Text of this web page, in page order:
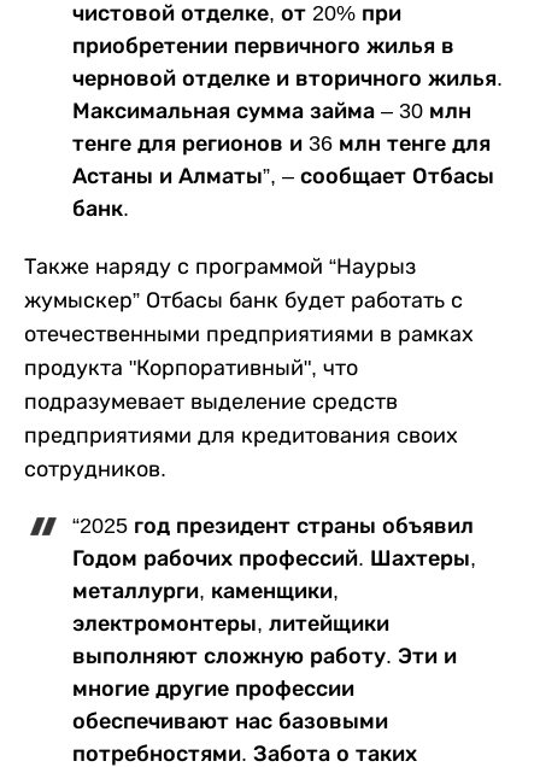
чистовой отделке, от 20% при
приобретении первичного жилья в
черновой отделке и вторичного жилья.
Максимальная сумма займа – 30 млн
тенге для регионов и 36 млн тенге для
Астаны и Алматы”, – сообщает Отбасы
банк.
Также наряду с программой “Наурыз
жумыскер” Отбасы банк будет работать с
отечественными предприятиями в рамках
продукта "Корпоративный", что
подразумевает выделение средств
предприятиями для кредитования своих
сотрудников.
“2025 год президент страны объявил
Годом рабочих профессий. Шахтеры,
металлурги, каменщики,
электромонтеры, литейщики
выполняют сложную работу. Эти и
многие другие профессии
обеспечивают нас базовыми
потребностями. Забота о таких